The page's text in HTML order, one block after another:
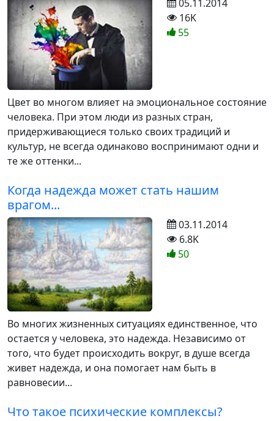
Цвет во многом влияет на эмоциональное состояние
человека. При этом люди из разных стран,
придерживающиеся только своих традиций и
культур, не всегда одинаково воспринимают одни и
те же оттенки...
05.11.2014
16K
55
Когда надежда может стать нашим
врагом...
Во многих жизненных ситуациях единственное, что
остается у человека, это надежда. Независимо от
того, что будет происходить вокруг, в душе всегда
живет надежда, и она помогает нам быть в
равновесии...
03.11.2014
6.8K
50
Что такое психические комплексы?